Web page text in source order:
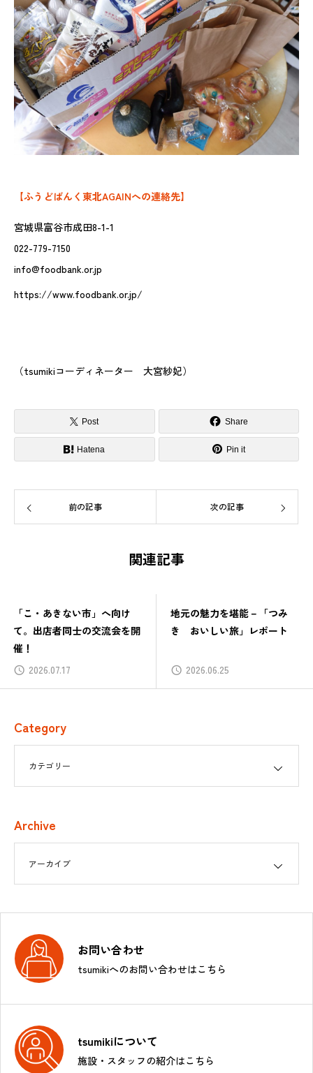
【ふうどばんく東北AGAINへの連絡先】
宮城県富谷市成田8-1-1
022-779-7150
info@foodbank.or.jp
https://www.foodbank.or.jp/
（tsumikiコーディネーター 大宮紗妃）
Post Share
Hatena Pin it
前の記事 次の記事
関連記事
「こ・あきない市」へ向け
て。出店者同士の交流会を開
催！
2026.07.17
地元の魅力を堪能－「つみ
き おいしい旅」レポート
2026.06.25
Category
Archive
お問い合わせ
tsumikiへのお問い合わせはこちら
tsumikiについて
施設・スタッフの紹介はこちら